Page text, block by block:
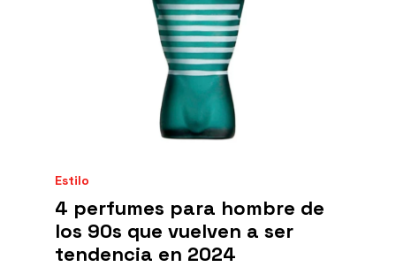
Estilo
4 perfumes para hombre de
los 90s que vuelven a ser
tendencia en 2024